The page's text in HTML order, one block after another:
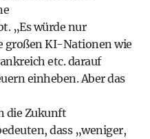
„Es würde nur
großen KI-Nationen wie
etc. darauf
einheben. Aber das
die Zukunft
dass „weniger,